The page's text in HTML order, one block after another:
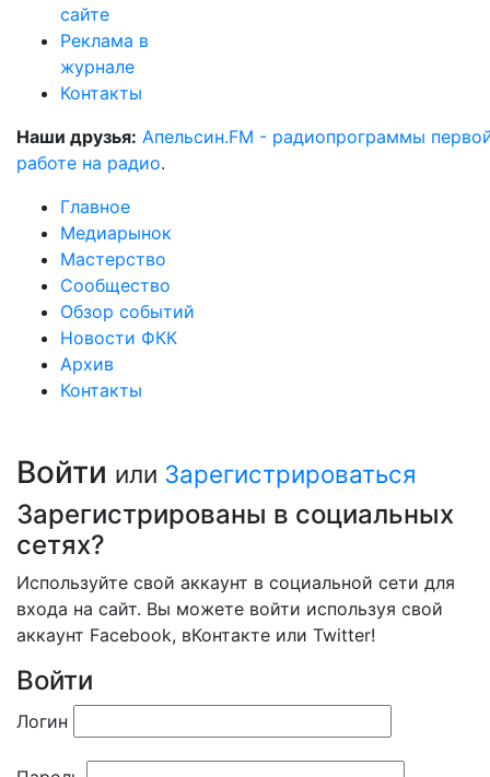
сайте
Реклама в
журнале
Контакты
Наши друзья: Апельсин.FM - радиопрограммы
работе на радио.
Главное
Медиарынок
Мастерство
Сообщество
Обзор событий
Новости ФКК
Архив
Контакты
Войти или Зарегистрироваться
Зарегистрированы в социальных
сетях?
Используйте свой аккаунт в социальной сети для
входа на сайт. Вы можете войти используя свой
аккаунт Facebook, вКонтакте или Twitter!
Войти
Логин